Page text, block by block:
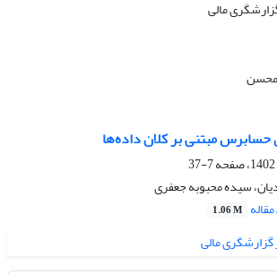
محسن
مبتنی بر کلان داده‌ها
7-37
سیده محبوبه جعفری
1.06 M